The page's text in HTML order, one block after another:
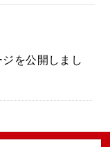
を公開しまし